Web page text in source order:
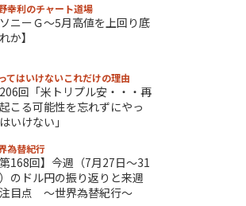
幸利のチャート道場
ソニーＧ～5月高値を上回り底
か】
てはいけないこれだけの理由
回「米トリプル安・・・再
こる可能性を忘れずにやっ
いけない」
為替紀行
第168回】今週（7月27日～31
のドル円の振り返りと来週
目点 ～世界為替紀行～